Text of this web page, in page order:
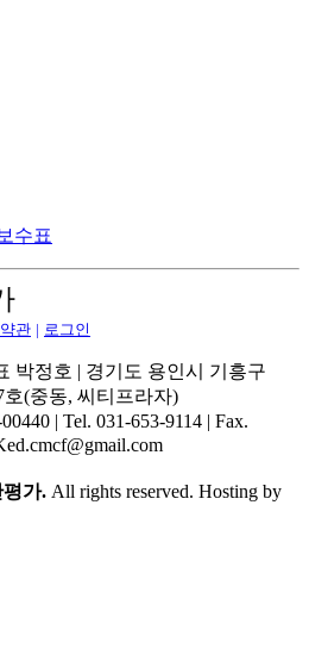
수표
관 | 로그인
박정호 | 경기도 용인시 기흥구
호(중동, 씨티프라자)
| Tel. 031-653-9114 | Fax.
가. All rights reserved. Hosting by